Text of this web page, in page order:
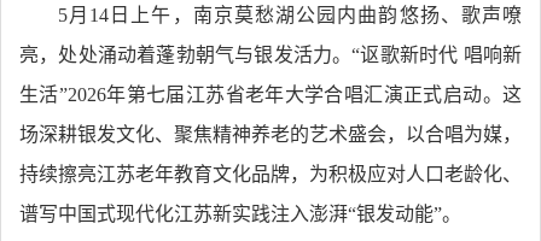
5月14日上午，南京莫愁湖公园内曲韵悠扬、歌声嘹
亮，处处涌动着蓬勃朝气与银发活力。“讴歌新时代 唱响新
生活”2026年第七届江苏省老年大学合唱汇演正式启动。这
场深耕银发文化、聚焦精神养老的艺术盛会，以合唱为媒，
持续擦亮江苏老年教育文化品牌，为积极应对人口老龄化、
谱写中国式现代化江苏新实践注入澎湃“银发动能”。